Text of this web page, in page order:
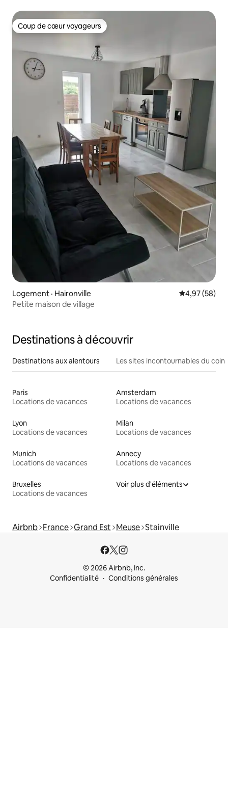
Coup de cœur voyageurs
Coup de cœur voyageurs
Logement · Haironville Note
4,97 (58)
Petite maison de village
Destinations à découvrir
Destinations aux alentours Les sites incontournables du coin
Paris
Locations de vacances
Amsterdam
Locations de vacances
Lyon
Locations de vacances
Milan
Locations de vacances
Munich
Locations de vacances
Annecy
Locations de vacances
Bruxelles
Locations de vacances
Voir plus d'éléments
Airbnb France Grand Est Meuse Stainville
© 2026 Airbnb, Inc.
Confidentialité
Conditions générales